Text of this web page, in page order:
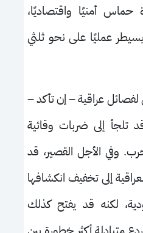
أمنيًا واقتصاديًا،
عمليًا على نحو ثلثي
عراقية–إن تأكد–
تلجأ إلى ضربات وقائية
وفي الأجل القصير، قد
إلى تخفيف انكشافها
لكنه قد يفتح كذلك